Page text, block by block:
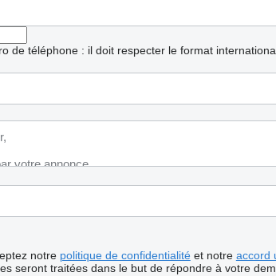
de téléphone : il doit respecter le format
notre politique de confidentialitéet notre accord
seront traitées dans le but de répondre à votre